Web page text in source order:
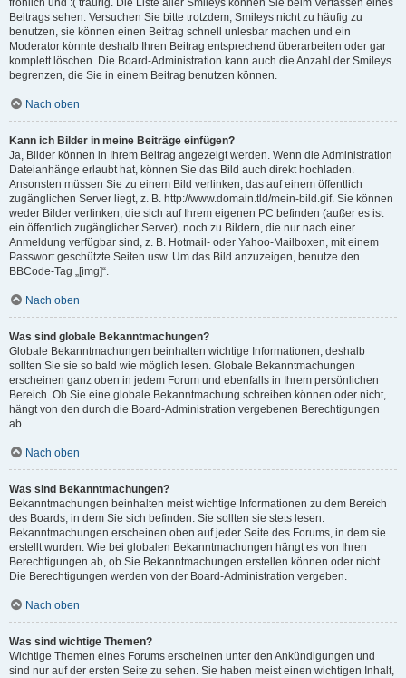
fröhlich und :( traurig. Die Liste aller Smileys können Sie beim Verfassen eines
Beitrags sehen. Versuchen Sie bitte trotzdem, Smileys nicht zu häufig zu
benutzen, sie können einen Beitrag schnell unlesbar machen und ein
Moderator könnte deshalb Ihren Beitrag entsprechend überarbeiten oder gar
komplett löschen. Die Board-Administration kann auch die Anzahl der Smileys
begrenzen, die Sie in einem Beitrag benutzen können.
Nach oben
Kann ich Bilder in meine Beiträge einfügen?
Ja, Bilder können in Ihrem Beitrag angezeigt werden. Wenn die Administration
Dateianhänge erlaubt hat, können Sie das Bild auch direkt hochladen.
Ansonsten müssen Sie zu einem Bild verlinken, das auf einem öffentlich
zugänglichen Server liegt, z. B. http://www.domain.tld/mein-bild.gif. Sie können
weder Bilder verlinken, die sich auf Ihrem eigenen PC befinden (außer es ist
ein öffentlich zugänglicher Server), noch zu Bildern, die nur nach einer
Anmeldung verfügbar sind, z. B. Hotmail- oder Yahoo-Mailboxen, mit einem
Passwort geschützte Seiten usw. Um das Bild anzuzeigen, benutze den
BBCode-Tag „[img]“.
Nach oben
Was sind globale Bekanntmachungen?
Globale Bekanntmachungen beinhalten wichtige Informationen, deshalb
sollten Sie sie so bald wie möglich lesen. Globale Bekanntmachungen
erscheinen ganz oben in jedem Forum und ebenfalls in Ihrem persönlichen
Bereich. Ob Sie eine globale Bekanntmachung schreiben können oder nicht,
hängt von den durch die Board-Administration vergebenen Berechtigungen
ab.
Nach oben
Was sind Bekanntmachungen?
Bekanntmachungen beinhalten meist wichtige Informationen zu dem Bereich
des Boards, in dem Sie sich befinden. Sie sollten sie stets lesen.
Bekanntmachungen erscheinen oben auf jeder Seite des Forums, in dem sie
erstellt wurden. Wie bei globalen Bekanntmachungen hängt es von Ihren
Berechtigungen ab, ob Sie Bekanntmachungen erstellen können oder nicht.
Die Berechtigungen werden von der Board-Administration vergeben.
Nach oben
Was sind wichtige Themen?
Wichtige Themen eines Forums erscheinen unter den Ankündigungen und
sind nur auf der ersten Seite zu sehen. Sie haben meist einen wichtigen Inhalt,